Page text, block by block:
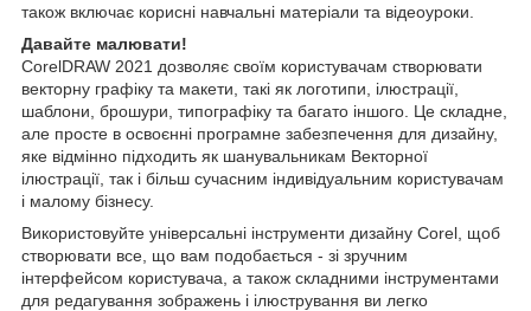
також включає корисні навчальні матеріали та відеоуроки.
Давайте малювати!
CorelDRAW 2021 дозволяє своїм користувачам створювати
векторну графіку та макети, такі як логотипи, ілюстрації,
шаблони, брошури, типографіку та багато іншого. Це складне,
але просте в освоєнні програмне забезпечення для дизайну,
яке відмінно підходить як шанувальникам Векторної
ілюстрації, так і більш сучасним індивідуальним користувачам
і малому бізнесу.
Використовуйте універсальні інструменти дизайну Corel, щоб
створювати все, що вам подобається - зі зручним
інтерфейсом користувача, а також складними інструментами
для редагування зображень і ілюстрування ви легко